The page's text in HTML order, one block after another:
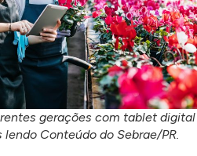
gerações com tablet digital
Conteúdo do Sebrae/PR.